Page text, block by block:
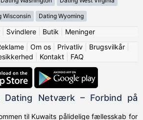
Wisconsin Dating Wyoming
| Svindlere| Butik
Meninger
| Om os| Privatliv| Brugsvilkår|
Kontakt| FAQ
Dating Netværk – Forbind på
til Kuwaits pålidelige fællesskab for